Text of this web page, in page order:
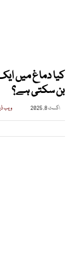
کیا دماغ میں
بن سکتی ہے؟
اگست 8, 2025 ویب